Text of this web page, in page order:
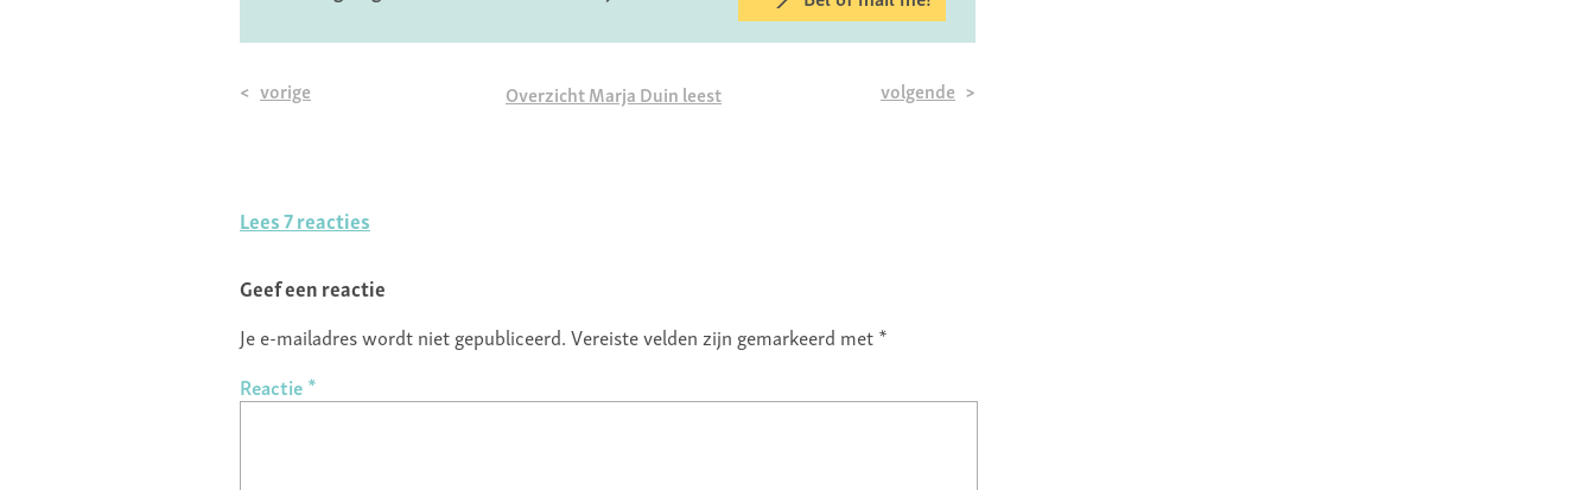
volgende
Overzicht Marja Duin leest
vorige
Lees 7 reacties
Geef een reactie
Je e-mailadres wordt niet gepubliceerd.Vereiste velden zijn gemarkeerd met*
Reactie*